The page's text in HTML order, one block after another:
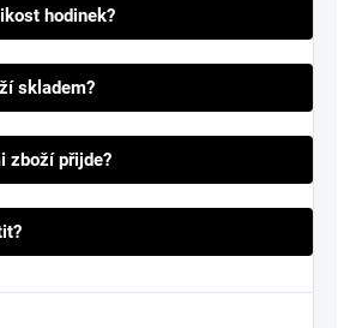
hodinek?
skladem?
zboží přijde?